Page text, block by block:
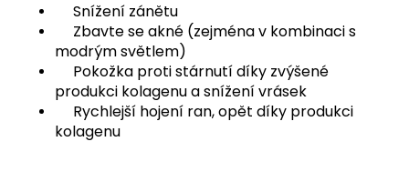
Snížení zánětu
Zbavte se akné (zejména v kombinaci s
modrým světlem)
Pokožka proti stárnutí díky zvýšené
produkci kolagenu a snížení vrásek
Rychlejší hojení ran, opět díky produkci
kolagenu